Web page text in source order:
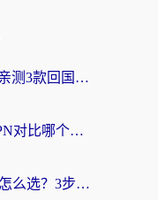
迅游和穿梭哪个好？海外党亲测3款回国加速器+手游加速对比，附避坑指南
斧牛VPN好用吗？和快游VPN对比哪个回国效果更好？马来西亚留学生亲测分享
海外党必看：中国VPN机场怎么选？3步教你无缝访问国内资源（附避坑指南）